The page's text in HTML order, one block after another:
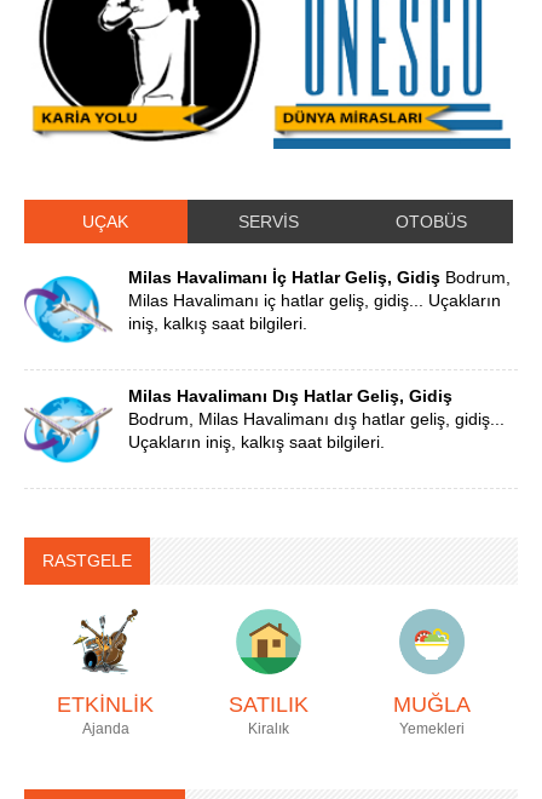
UÇAK SERVİS OTOBÜS
Milas Havalimanı İç Hatlar Geliş, Gidiş Bodrum,
Milas Havalimanı iç hatlar geliş, gidiş... Uçakların
iniş, kalkış saat bilgileri.
Milas Havalimanı Dış Hatlar Geliş, Gidiş
Bodrum, Milas Havalimanı dış hatlar geliş, gidiş...
Uçakların iniş, kalkış saat bilgileri.
RASTGELE
ETKİNLİK
Ajanda
SATILIK
Kiralık
MUĞLA
Yemekleri